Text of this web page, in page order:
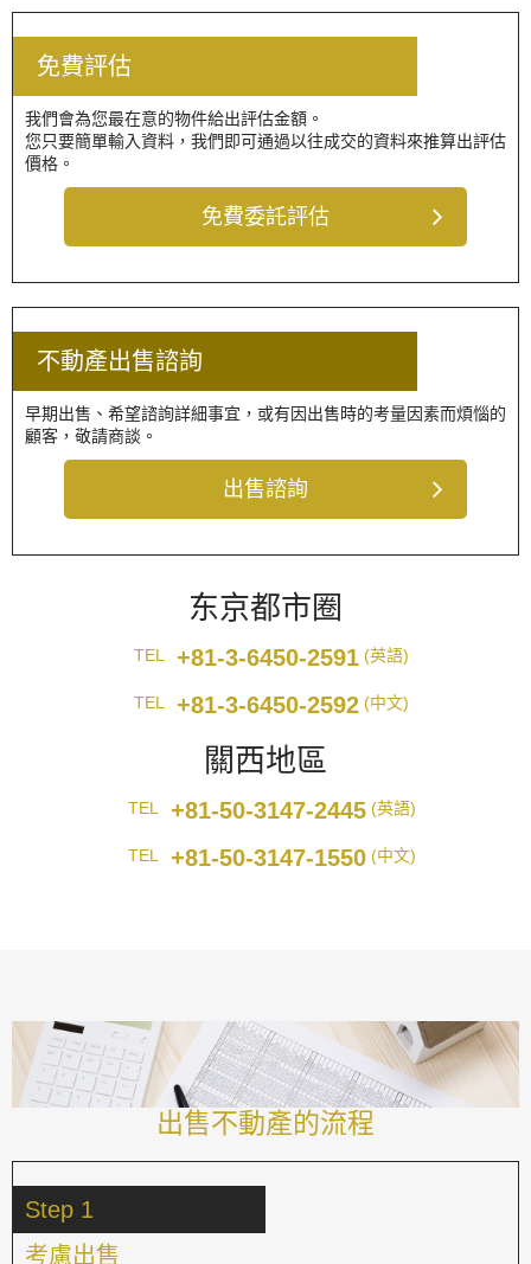
免費評估
我們會為您最在意的物件給出評估金額。
您只要簡單輸入資料，我們即可通過以往成交的資料來推算出評估
價格。
免費委託評估
不動產出售諮詢
早期出售、希望諮詢詳細事宜，或有因出售時的考量因素而煩惱的
顧客，敬請商談。
出售諮詢
东京都市圈
TEL +81-3-6450-2591 (英語)
TEL +81-3-6450-2592 (中文)
關西地區
TEL +81-50-3147-2445(英語)
TEL +81-50-3147-1550(中文)
出售不動產的流程
Step 1
考慮出售